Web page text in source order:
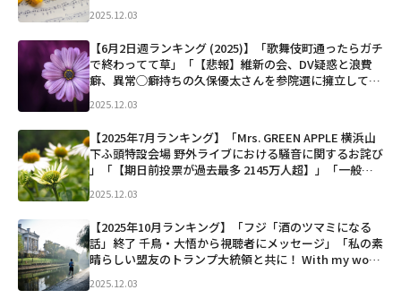
食べる ↓ 2年生（現3年生）にバレて暴行 ↓ 次...」など
2025.12.03
【6月2日週ランキング (2025)】「歌舞伎町通ったらガチ
で終わってて草」「【悲報】維新の会、DV疑惑と浪費
癖、異常◯癖持ちの久保優太さんを参院選に擁立してし
表に維新から出馬「国会のリングで暴れまくりたい」
...」など
2025.12.03
【2025年7月ランキング】「Mrs. GREEN APPLE 横浜山
下ふ頭特設会場 野外ライブにおける騒音に関するお詫び
⁡」「【期日前投票が過去最多 2145万人超】」「一般人
も貴方の事が好きで推して...」など
2025.12.03
【2025年10月ランキング】「フジ「酒のツマミになる
話」終了 千鳥・大悟から視聴者にメッセージ」「私の素
晴らしい盟友のトランプ大統領と共に！ With my won
「池...」など
2025.12.03